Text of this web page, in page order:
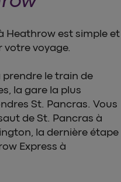
Heathrow est simple et
votre voyage.
prendre le train de
la gare la plus
St. Pancras. Vous
de St. Pancras à
la dernière étape
Express à